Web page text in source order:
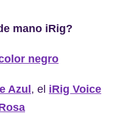
mano iRig?
negro
Azul, el iRig Voice